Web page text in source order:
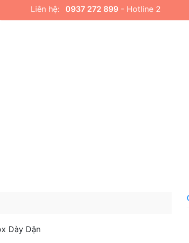
Liên hệ: 0937 272 899 - Hotline 2
Dày Dặn